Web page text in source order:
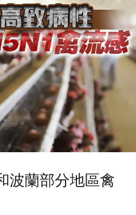
波蘭部分地區禽